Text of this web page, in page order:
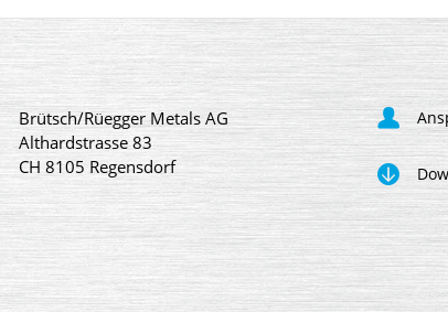
Brütsch/Rüegger Metals AG
Althardstrasse 83
CH 8105 Regensdorf